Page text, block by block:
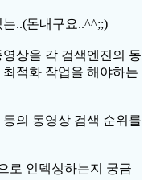
..(돈내구요..^^;;)
상을 각 검색엔진의 동
적화 작업을 해야하는
의 동영상 검색 순위를
로 인덱싱하는지 궁금